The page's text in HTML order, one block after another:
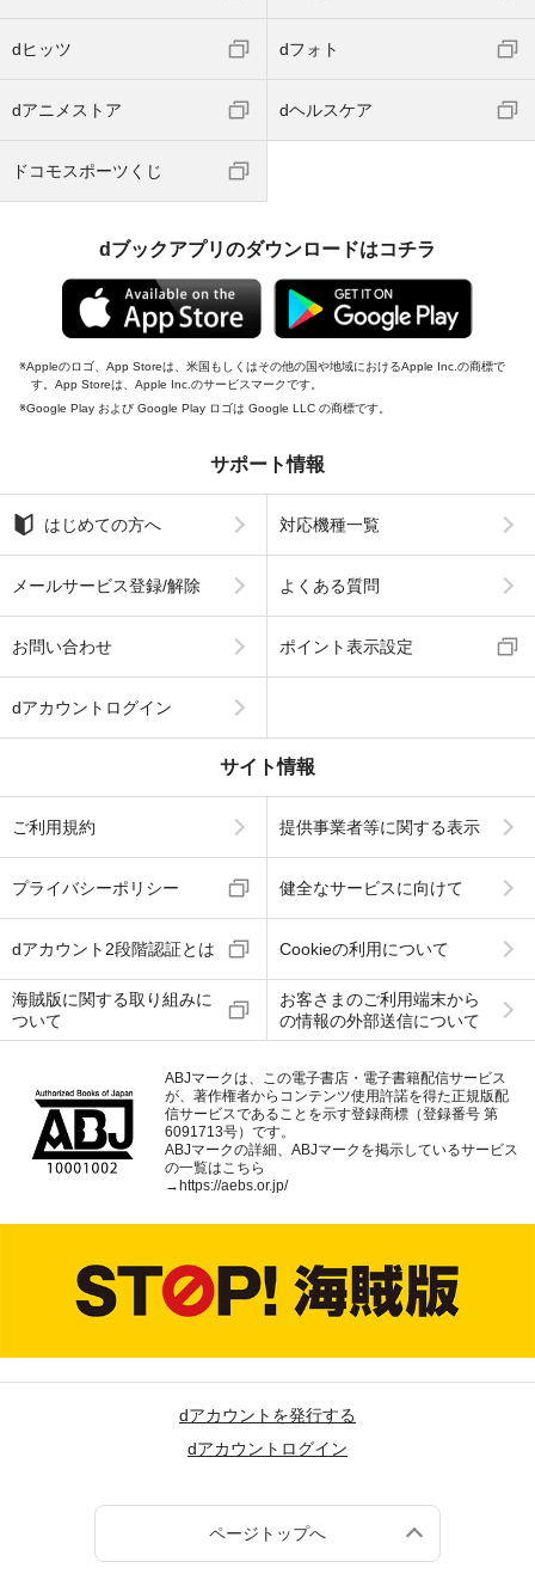
dヒッツ dフォト
dアニメストア dヘルスケア
ドコモスポーツくじ
dブックアプリのダウンロードはコチラ
Appleのロゴ、App Storeは、米国もしくはその他の国や地域におけるApple Inc.の商標で
す。App Storeは、Apple Inc.のサービスマークです。
Google Play および Google Play ロゴは Google LLC の商標です。
サポート情報
はじめての方へ 対応機種一覧
メールサービス登録/解除 よくある質問
お問い合わせ ポイント表示設定
dアカウントログイン
サイト情報
ご利用規約 提供事業者等に関する表示
プライバシーポリシー 健全なサービスに向けて
dアカウント2段階認証とは Cookieの利用について
海賊版に関する取り組みに
ついて
お客さまのご利用端末から
の情報の外部送信について
ABJマークは、この電子書店・電子書籍配信サービス
が、著作権者からコンテンツ使用許諾を得た正規版配
信サービスであることを示す登録商標（登録番号 第
6091713号）です。
ABJマークの詳細、ABJマークを掲示しているサービス
の一覧はこちら
→https://aebs.or.jp/
dアカウントを発行する
dアカウントログイン
ページトップへ